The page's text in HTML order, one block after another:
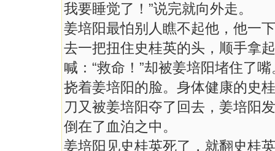
我要睡觉了！”说完就向外走。
姜培阳最怕别人瞧不起他，他一
去一把扭住史桂英的头，顺手拿
喊：“救命！”却被姜培阳堵住了
挠着姜培阳的脸。身体健康的史
刀又被姜培阳夺了回去，姜培阳
倒在了血泊之中。
姜培阳见史桂英死了，就翻史桂